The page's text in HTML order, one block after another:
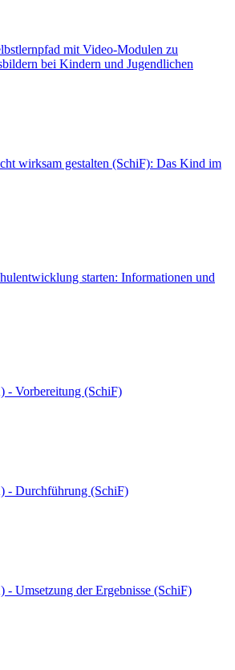
mit Video-Modulen zu
bei Kindern und Jugendlichen
wirksam gestalten (SchiF): Das Kind im
starten: Informationen und
- Vorbereitung (SchiF)
- Durchführung (SchiF)
- Umsetzung der Ergebnisse (SchiF)